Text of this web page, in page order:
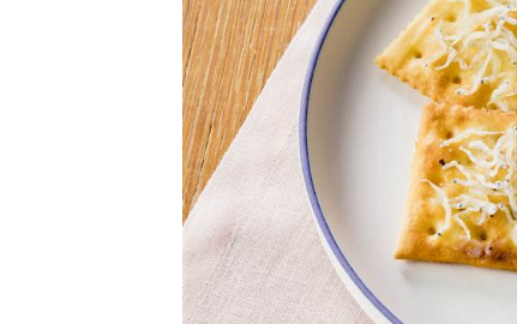
卵関連品
ベビーフード・幼児食
サプリメントなど
ジャム、スプレッドなど
深谷テラス ヤサイな
仲間たちファーム
おたのしみコ